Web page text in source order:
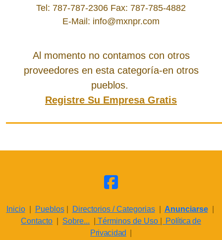
Tel: 787-787-2306 Fax: 787-785-4882
E-Mail: info@mxnpr.com
Al momento no contamos con otros
proveedores en esta categoría-en otros
pueblos.
Registre Su Empresa Gratis
Inicio| Pueblos| Directorios / Categorias| Anunciarse|
Contacto
Sobre... Términos de Uso
Política de
Privacidad